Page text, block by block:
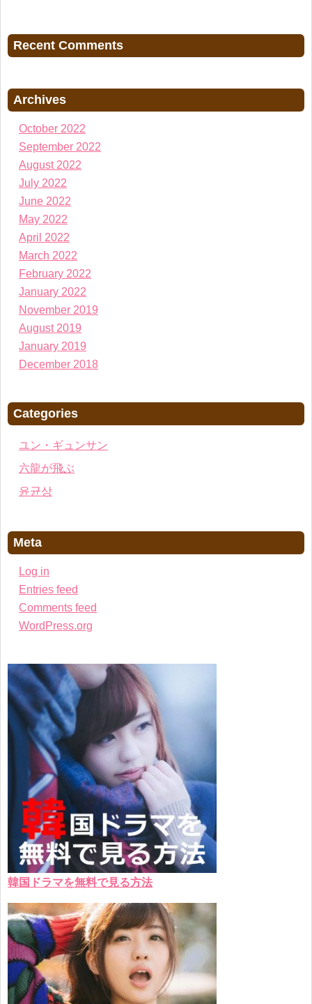
Recent Comments
Archives
October 2022
September 2022
August 2022
July 2022
June 2022
May 2022
April 2022
March 2022
February 2022
January 2022
November 2019
August 2019
January 2019
December 2018
Categories
ユン・ギュンサン
六龍が飛ぶ
윤균상
Meta
Log in
Entries feed
Comments feed
WordPress.org
韓国ドラマを無料で見る方法